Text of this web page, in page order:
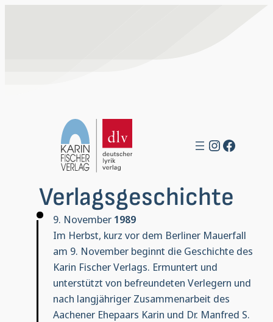
Verlagsgeschichte
9. November 1989
Im Herbst, kurz vor dem Berliner Mauerfall
am 9. November beginnt die Geschichte des
Karin Fischer Verlags. Ermuntert und
unterstützt von befreundeten Verlegern und
nach langjähriger Zusammenarbeit des
Aachener Ehepaars Karin und Dr. Manfred S.